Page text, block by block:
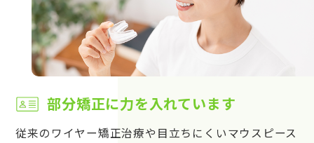
部分矯正に力を入れています
従来のワイヤー矯正治療や目立ちにくいマウスピース